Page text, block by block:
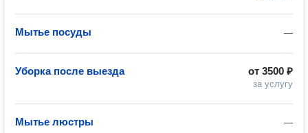
—
Мытье посуды
от 3500 ₽
за услугу
Уборка после выезда
—
Мытье люстры